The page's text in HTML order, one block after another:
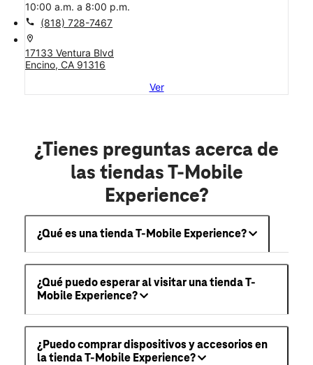
10:00 a.m. a 8:00 p.m.
call (818) 728-7467
location_on
17133 Ventura Blvd
Encino, CA 91316
Ver
¿Tienes preguntas acerca de
las tiendas T-Mobile
Experience?
¿Qué es una tienda T-Mobile Experience?
¿Qué puedo esperar al visitar una tienda T-
Mobile Experience?
¿Puedo comprar dispositivos y accesorios en
la tienda T-Mobile Experience?